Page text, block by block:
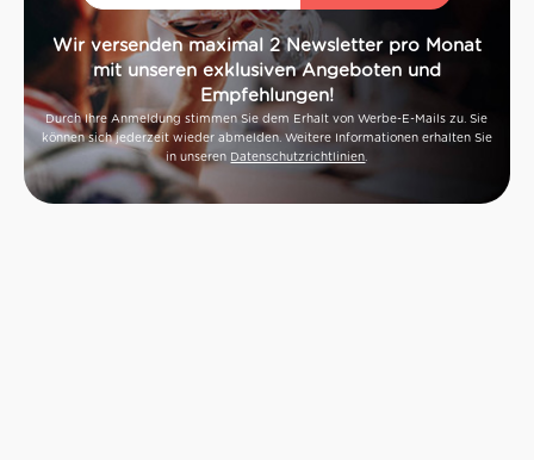
Wir versenden maximal 2 Newsletter pro Monat
mit unseren exklusiven Angeboten und
Empfehlungen!
Durch Ihre Anmeldung stimmen Sie dem Erhalt von Werbe-E-Mails zu. Sie
können sich jederzeit wieder abmelden. Weitere Informationen erhalten Sie
in unseren Datenschutzrichtlinien